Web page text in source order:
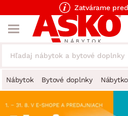
Zatvárame
Nábytok Bytové doplnky